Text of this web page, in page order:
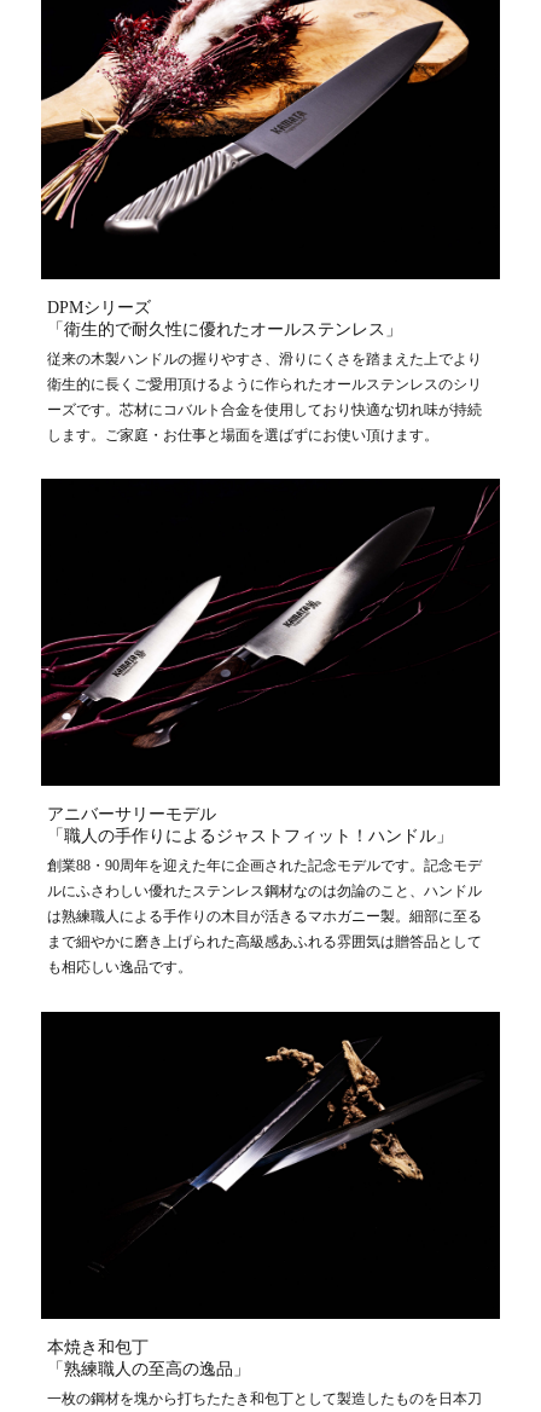
DPMシリーズ
「衛生的で耐久性に優れたオールステンレス」
従来の木製ハンドルの握りやすさ、滑りにくさを踏まえた上でより
衛生的に長くご愛用頂けるように作られたオールステンレスのシリ
ーズです。芯材にコバルト合金を使用しており快適な切れ味が持続
します。ご家庭・お仕事と場面を選ばずにお使い頂けます。
アニバーサリーモデル
「職人の手作りによるジャストフィット！ハンドル」
創業88・90周年を迎えた年に企画された記念モデルです。記念モデ
ルにふさわしい優れたステンレス鋼材なのは勿論のこと、ハンドル
は熟練職人による手作りの木目が活きるマホガニー製。細部に至る
まで細やかに磨き上げられた高級感あふれる雰囲気は贈答品として
も相応しい逸品です。
本焼き和包丁
「熟練職人の至高の逸品」
一枚の鋼材を塊から打ちたたき和包丁として製造したものを日本刀